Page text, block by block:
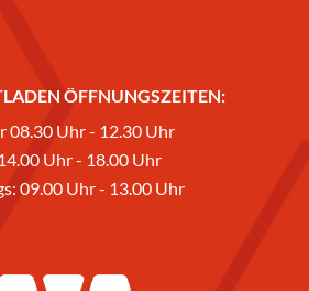
ÖFFNUNGSZEITEN:
08.30 Uhr - 12.30 Uhr
Uhr - 18.00 Uhr
09.00 Uhr - 13.00 Uhr